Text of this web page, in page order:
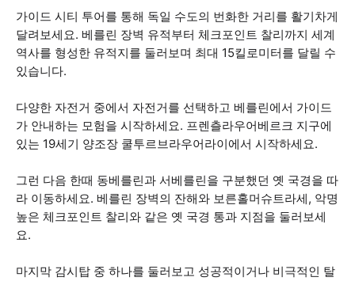
가이드 시티 투어를 통해 독일 수도의 번화한 거리를 활기차게
달려보세요. 베를린 장벽 유적부터 체크포인트 찰리까지 세계
역사를 형성한 유적지를 둘러보며 최대 15킬로미터를 달릴 수
있습니다.
다양한 자전거 중에서 자전거를 선택하고 베를린에서 가이드
가 안내하는 모험을 시작하세요. 프렌츨라우어베르크 지구에
있는 19세기 양조장 쿨투르브라우어라이에서 시작하세요.
그런 다음 한때 동베를린과 서베를린을 구분했던 옛 국경을 따
라 이동하세요. 베를린 장벽의 잔해와 보른홀머슈트라세, 악명
높은 체크포인트 찰리와 같은 옛 국경 통과 지점을 둘러보세
요.
마지막 감시탑 중 하나를 둘러보고 성공적이거나 비극적인 탈